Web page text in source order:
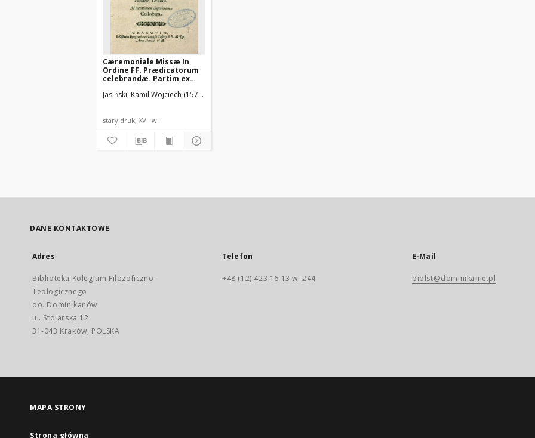
Cæremoniale Missæ In
Ordine FF. Prædicatorum
celebrandæ. Partim ex
ex Rubricis Missalis
Jasiński, Kamil Wojciech (1573-1649)
stary druk, XVII w.
DANE KONTAKTOWE
Adres
Biblioteka Kolegium Filozoficzno-
Teologicznego
oo. Dominikanów
ul. Stolarska 12
31-043 Kraków, POLSKA
Telefon
+48 (12) 423 16 13 w. 244
E-Mail
biblst@dominikanie.pl
MAPA STRONY
Strona główna